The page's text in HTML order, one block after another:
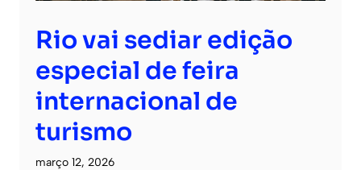
Rio vai sediar edição
especial de feira
internacional de
turismo
março 12, 2026